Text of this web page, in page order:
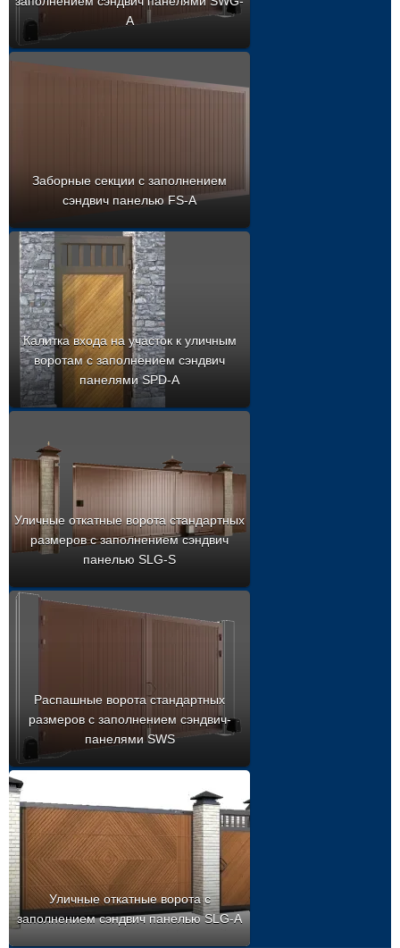
A
Заборные секции с заполнением
сэндвич панелью FS-A
Калитка входа на участок к уличным
воротам с заполнением сэндвич
панелями SPD-A
Уличные откатные ворота стандартных
размеров с заполнением сэндвич
панелью SLG-S
Распашные ворота стандартных
размеров с заполнением сэндвич-
панелями SWS
Уличные откатные ворота с
заполнением сэндвич панелью SLG-A